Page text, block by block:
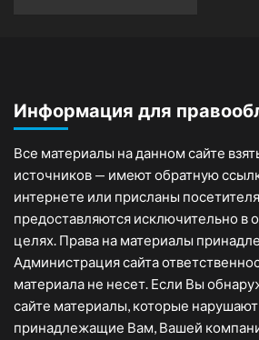
Информация для
Все материалы на данном сайте
источников — имеют обратную
интернете или присланы
предоставляются исключительно в
целях. Права на материалы
Администрация сайта
материала не несет. Если Вы
сайте материалы, которые нарушают
принадлежащие Вам, Вашей